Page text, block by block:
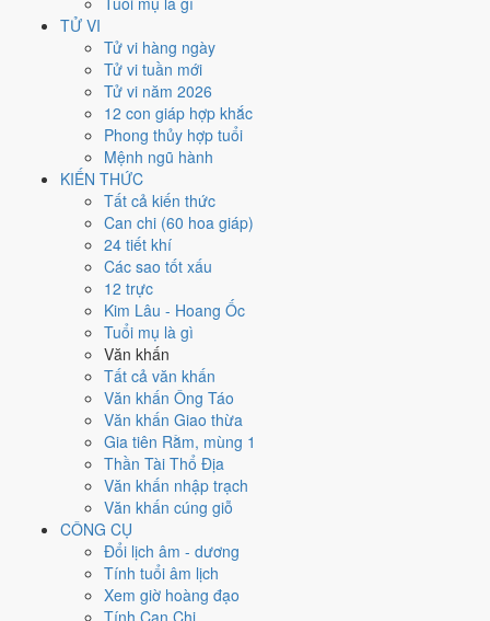
TỬ VI
Tử vi hàng ngày
Tử vi tuần mới
Tử vi năm 2026
12 con giáp hợp khắc
Phong thủy hợp tuổi
Mệnh ngũ hành
KIẾN THỨC
Tất cả kiến thức
Can chi (60 hoa giáp)
24 tiết khí
Các sao tốt xấu
12 trực
Kim Lâu - Hoang Ốc
Tuổi mụ là gì
Văn khấn
Tất cả văn khấn
Văn khấn Ông Táo
Văn khấn Giao thừa
Gia tiên Rằm, mùng 1
Thần Tài Thổ Địa
Văn khấn nhập trạch
Văn khấn cúng giỗ
CÔNG CỤ
Đổi lịch âm - dương
Tính tuổi âm lịch
Xem giờ hoàng đạo
Tính Can Chi
Canh Tý
Ngày Giáp Tuất có TrựcThâu (ngày thu hoạch, tích trữ) và gặp Sao
Thanh Long hoàng đạo . Điểm trung bình 7 việc chính
Ngày Bình Hòa, phù hợp với công việc thường ngày.
Dần, Ngọ, Mãohợp ngày; tuổi
Ngày 26/1/2021 tốt hay xấu cho
việc gì?
Ngày 26/1/2021 đạt6.4/10 trung bình cho 7 việc chính: cao nhất là
hợp đồng - giao ước (9/10)
. Trực Thâu (ngày thu hoạch, tích trữ) và gặp Sao Thanh Long
hoàng đạo nên điểm từng việc chênh nhau như bảng dưới.
Cưới hỏi - đính hôn
Tốt
Cưới hỏi - đính hôn hôm nay ở
Hoàng Đạo.
Cách tính ngày tốt
Khai trương - mở cửa hàng
Tốt
Khai trương - mở cửa hàng hôm nay ở
Ngày Hoàng Đạo.
Cách tính ngày tốt
Ký hợp đồng - giao ước